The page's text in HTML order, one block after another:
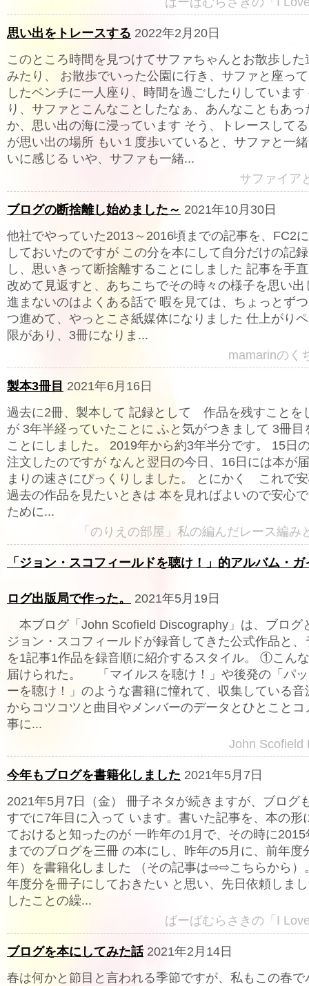
思い出をトレースする 2022年2月20日
このところ時間を見つけてサファちゃんとお散歩した
みたり、 お散歩でいった公園に行き、サファと座っ
したベンチに一人座り、時間を過ごしたりしていま
り、サファとこんなことしたなぁ、あんなこともあっ
か、思い出の海に浸っています そう、トレースして
が思い出の場所 もい１度歩いていると、サファと一
いに感じる いや、サファも一緒...
サファイア
ブログの断捨離し始めました～ 2021年10月30日
他社でやっていた2013～2016頃までの記事を、FC2
しておいたのですが この分を本にして自分だけの記
し、思いきって断捨離することにしました 記事を手
改めて見返すと、あちこちでその時々の様子を思い出
進まないのはよくある話で 暇を見ては、ちょっとず
つ進めて、やっとこさ紙媒体になりました 仕上がり
限があり、3冊になりま...
mamarinのく
製本3冊目 2021年6月16日
過去に2冊、製本して 記録として 作品を残すことを
が 3年半経っていたことに ふと気がつきまして 3冊目
ことにしました。 2019年から約3年半分です。 15日
注文したのですが なんと翌日の今日、16日には本が
まりの速さにぴっくりしました。 とにかく これで
過去の作品を見たいときは 本を見ればよいので安心
ために...
「のりえの部屋」私の編んだレース編み
「ジョン・スコフィールドを聴け！」的アルバム・
ログ出版局で作った。
2021年5月19日
本ブログ「John Scofield Discography」は、ブログ
ジョン・スコフィールドが録音してきた公式作品と、
を1記事1作品を録音順に紹介するスタイル。 ①こん
届けられた。 「マイルスを聴け！」や後発の「パ
ーを聴け！」のような書籍に憧れて、収集している音
からコツコツと曲目やメンバーのデータとひとことコ
事に...
John Scofield
今年もブログを書籍化しました 2021年5月7日
2021年5月7日（金） 冊子ネタが続きますが、ブログ
すでに7年目に入って います。書いた記事を、本の形
ておけると知ったのが 一昨年の1月で、その時に
までのブログを三冊 の本にし、昨年の5月に、前年度
年）を書籍化しました （その記事は⇨⇨こちらから）
年度分を冊子にしておきたい と思い、先日依頼しま
したことの繰...
ばーばむらさきの「I
ブログを本にしてみた話 2021年2月14日
春は何かと節目と言われる季節ですが、私もこの春で